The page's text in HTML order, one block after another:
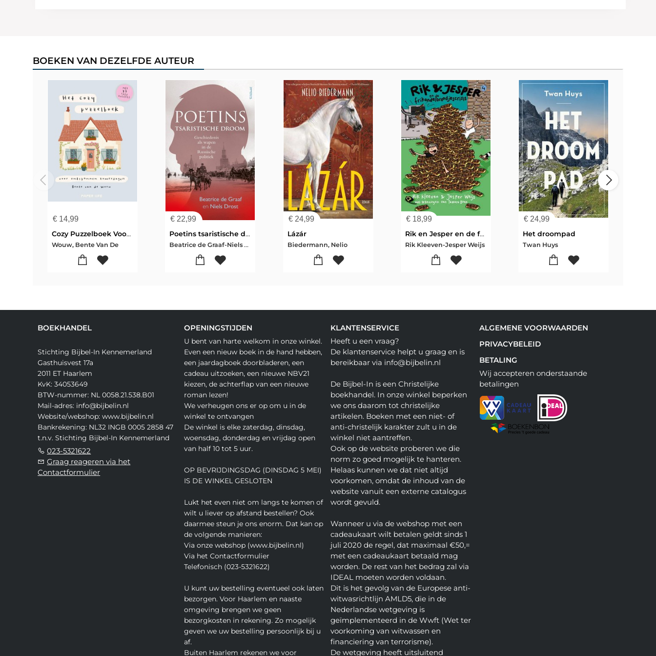
BOEKEN VAN DEZELFDE AUTEUR
€ 14,99
Cozy Puzzelboek Voor Ontspannen Zome
Wouw, Bente Van De
€ 22,99
Poetins tsaristische droom
Beatrice de Graaf-Niels Drost
€24,99
Lázár
Biedermann, Nelio
€18,99
Rik en Jesper en de frikandelbroodjescrisis
Rik Kleeven-Jesper Weijs
€ 24,99
Het droompad
Twan Huys
BOEKHANDEL
Stichting Bijbel-In Kennemerland
Gasthuisvest 17a
2011 ET Haarlem
KvK: 34053649
BTW-nummer: NL 0058.21.538.B01
Mail-adres: info@bijbelin.nl
Website/webshop: www.bijbelin.nl
Bankrekening: NL32 INGB 0005 2858 47
t.n.v. Stichting Bijbel-In Kennemerland
023-5321622
Graag reageren via het
Contactformulier
OPENINGSTIJDEN
U bent van harte welkom in onze winkel.
Even een nieuw boek in de hand hebben,
een jaardagboek doorbladeren, een
cadeau uitzoeken, een nieuwe NBV21
kiezen, de achterflap van een nieuwe
roman lezen!
We verheugen ons er op om u in de
winkel te ontvangen
De winkel is elke zaterdag, dinsdag,
woensdag, donderdag en vrijdag open
van half 10 tot 5 uur.
OP BEVRIJDINGSDAG (DINSDAG 5 MEI)
IS DE WINKEL GESLOTEN
Lukt het even niet om langs te komen of
wilt u liever op afstand bestellen? Ook
daarmee steun je ons enorm. Dat kan op
de volgende manieren:
Via onze webshop (www.bijbelin.nl)
Via het Contactformulier
Telefonisch (023-5321622)
U kunt uw bestelling eventueel ook laten
bezorgen. Voor Haarlem en naaste
omgeving brengen we geen
bezorgkosten in rekening. Zo mogelijk
geven we uw bestelling persoonlijk bij u
af.
Buiten Haarlem rekenen we voor
KLANTENSERVICE
Heeft u een vraag?
De klantenservice helpt u graag en is
bereikbaar via info@bijbelin.nl
De Bijbel-In is een Christelijke
boekhandel. In onze winkel beperken
we ons daarom tot christelijke
artikelen. Boeken met een niet- of
anti-christelijk karakter zult u in de
winkel niet aantreffen.
Ook op de website proberen we die
norm zo goed mogelijk te hanteren.
Helaas kunnen we dat niet altijd
voorkomen, omdat de inhoud van de
website vanuit een externe catalogus
wordt gevuld.
Wanneer u via de webshop met een
cadeaukaart wilt betalen geldt sinds 1
juli 2020 de regel, dat maximaal €50,=
met een cadeaukaart betaald mag
worden. De rest van het bedrag zal via
IDEAL moeten worden voldaan.
Dit is het gevolg van de Europese anti-
witwasrichtlijn AMLD5, die in de
Nederlandse wetgeving is
geïmplementeerd in de Wwft (Wet ter
voorkoming van witwassen en
financiering van terrorisme).
De wetgeving heeft uitsluitend
ALGEMENE VOORWAARDEN
PRIVACYBELEID
BETALING
Wij accepteren onderstaande
betalingen